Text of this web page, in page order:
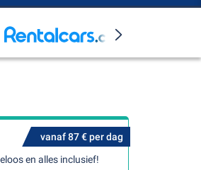
vanaf 87 € per dag
en alles inclusief!